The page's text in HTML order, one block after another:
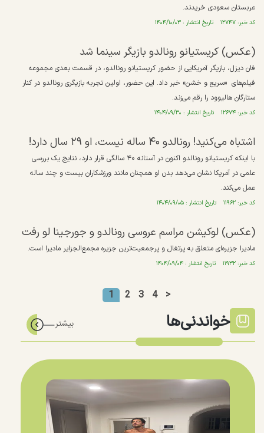
عربستان سعودی خریدند.
کد خبر: ۱۲۷۴۷ تاریخ انتشار : ۱۴۰۴/۱۰/۰۳
(عکس) کریستیانو رونالدو بازیگر سینما شد
فان دیزل، بازیگر آمریکایی از حضور کریستیانو رونالدو، در قسمت بعدی مجموعه
فیلم‌های «سریع و خشن» خبر داد. این حضور، اولین تجربه بازیگری رونالدو در کنار
ستارگان هالیوود را رقم می‌زند.
کد خبر: ۱۲۶۷۴ تاریخ انتشار : ۱۴۰۴/۰۹/۳۰
اشتباه می‌کنید! رونالدو ۴۰ ساله نیست، او ۲۹ سال دارد!
با اینکه کریستیانو رونالدو اکنون در آستانه ۴۰ سالگی قرار دارد، نتایج یک بررسی
علمی در آمریکا نشان می‌دهد بدن او همچنان مانند ورزشکاران بیست و چند ساله
عمل می‌کند.
کد خبر: ۱۱۹۶۲ تاریخ انتشار : ۱۴۰۴/۰۹/۰۵
(عکس) لوکیشن مراسم عروسی رونالدو و جورجینا لو رفت
مادیرا جزیره‌ای متعلق به پرتغال و پرجمعیت‌ترین جزیره مجمع‌الجزایر مادیرا است.
کد خبر: ۱۱۹۳۲ تاریخ انتشار : ۱۴۰۴/۰۹/۰۴
1 2 3 4 >
خواندنی‌ها